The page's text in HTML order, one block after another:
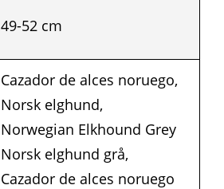
49-52 cm
Cazador de alces noruego,
Norsk elghund,
Norwegian Elkhound Grey
Norsk elghund grå,
Cazador de alces noruego